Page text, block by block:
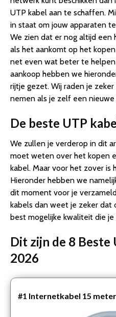
Internetkabel – 1 Gbps –
7. CablExpert PP6-5M –
8. 20 meter LAN /
Kabel / CAT5
UTP kabel aan te schaffen.
in staat om jouw apparaten
We zien dat er nog altijd een
als het aankomt op het
net even wat beter te
aankoop hebben we
rijtje gezet. Wij raden je
nemen als je zelf een
De beste UTP
We zullen je verderop in dit
moet weten over het kopen
kabel. Maar voor het zover
Hieronder hebben we
dit moment voor je
kabels dan weet je zeker dat
best mogelijke kwaliteit die
Dit zijn de 8 Beste
2026
#1 Internetkabel 15 meter